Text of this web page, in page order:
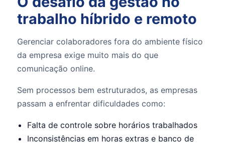
trabalho híbrido e remoto
Gerenciar colaboradores fora do ambiente físico
da empresa exige muito mais do que
comunicação online.
Sem processos bem estruturados, as empresas
passam a enfrentar dificuldades como:
Falta de controle sobre horários trabalhados
Inconsistências em horas extras e banco de